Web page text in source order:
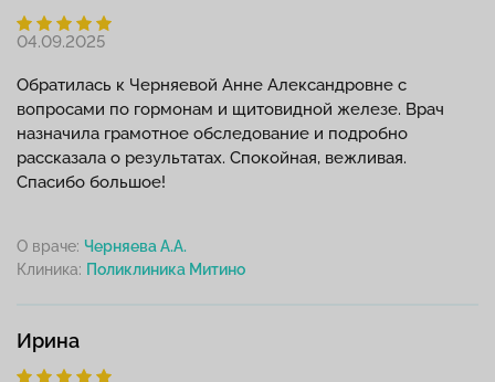
04.09.2025
Обратилась к Черняевой Анне Александровне с
вопросами по гормонам и щитовидной железе. Врач
назначила грамотное обследование и подробно
рассказала о результатах. Спокойная, вежливая.
Спасибо большое!
О враче: Черняева А.А.
Клиника:
Ирина